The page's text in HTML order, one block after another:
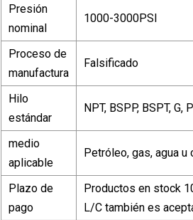
Presión
nominal
1000-3000PSI
Proceso de
manufactura
Falsificado
Hilo
estándar
NPT, BSPP, BSPT, G,
medio
aplicable
Petróleo, gas, agua u
Plazo de
pago
Productos en stock
L/C también es